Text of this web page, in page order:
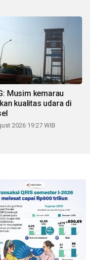
Musim kemarau
kualitas udara di
2026 19:27 WIB